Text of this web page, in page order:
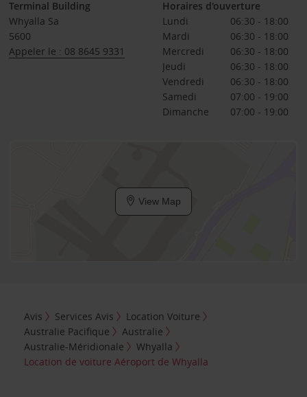
Terminal Building
Whyalla Sa
5600
Appeler le : 08 8645 9331
Horaires d'ouverture
Lundi
06:30 - 18:00
Mardi
06:30 - 18:00
Mercredi
06:30 - 18:00
Jeudi
06:30 - 18:00
Vendredi
06:30 - 18:00
Samedi
07:00 - 19:00
Dimanche
07:00 - 19:00
View Map
Avis Services Avis
Location Voiture
Australie Pacifique
Australie
Australie-Méridionale
Whyalla
Location de voiture Aéroport de Whyalla